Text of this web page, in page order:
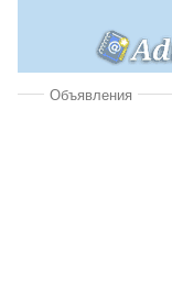
Объявления